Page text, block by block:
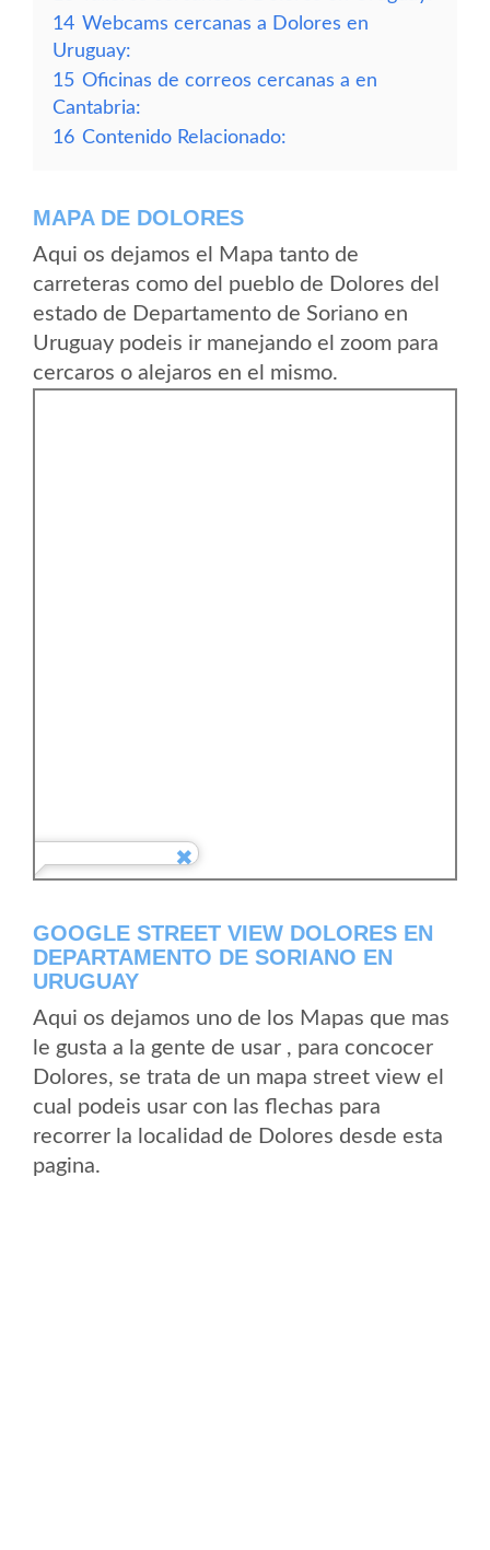
14 Webcams cercanas a Dolores en
Uruguay:
15 Oficinas de correos cercanas a en
Cantabria:
16 Contenido Relacionado:
MAPA DE DOLORES
Aqui os dejamos el Mapa tanto de
carreteras como del pueblo de Dolores del
estado de Departamento de Soriano en
Uruguay podeis ir manejando el zoom para
cercaros o alejaros en el mismo.
GOOGLE STREET VIEW DOLORES EN
DEPARTAMENTO DE SORIANO EN
URUGUAY
Aqui os dejamos uno de los Mapas que mas
le gusta a la gente de usar , para concocer
Dolores, se trata de un mapa street view el
cual podeis usar con las flechas para
recorrer la localidad de Dolores desde esta
pagina.